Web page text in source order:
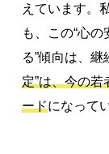
えています。
も、この“心
る”傾向は、
定”は、今の
ードになって